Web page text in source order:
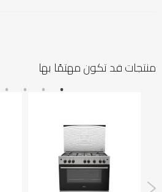
منتجات قد تكون مهتمًا بها